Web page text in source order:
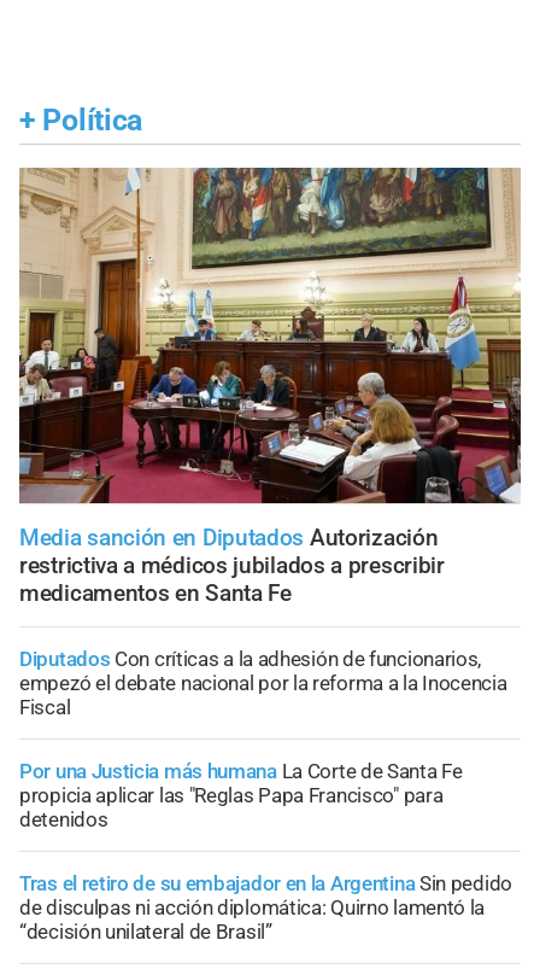
+ Política
Media sanción en Diputados Autorización
restrictiva a médicos jubilados a prescribir
medicamentos en Santa Fe
Diputados Con críticas a la adhesión de funcionarios,
empezó el debate nacional por la reforma a la Inocencia
Fiscal
Por una Justicia más humana La Corte de Santa Fe
propicia aplicar las "Reglas Papa Francisco" para
detenidos
Tras el retiro de su embajador en la ArgentinaSin pedido
de disculpas ni acción diplomática: Quirno lamentó la
“decisión unilateral de Brasil”